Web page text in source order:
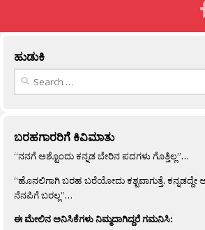
ಹುಡುಕಿ
Search
ಬರಹಗಾರರಿಗೆ ಕಿವಿಮಾತು
“ನನಗೆ ಅಶ್ಟೊಂದು ಕನ್ನಡ ಬೇರಿನ ಪದಗಳು ಗೊತ್ತಿಲ್ಲ”…
“ಹೊನಲಿಗಾಗಿ ಬರಹ ಬರೆಯೋದು ಕಶ್ಟವಾಗುತ್ತೆ.
ನೆನಪಿಗೆ ಬರಲ್ಲ”…
ಈ ಮೇಲಿನ ಅನಿಸಿಕೆಗಳು ನಿಮ್ಮದಾಗಿದ್ದರೆ ಗಮನಿಸಿ: